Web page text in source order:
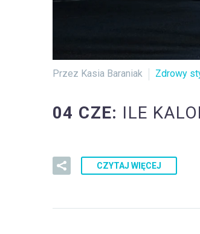
Przez Kasia Baraniak Zdrowy
04 CZE: ILE
CZYTAJ WIĘCEJ